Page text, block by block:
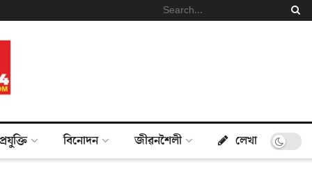
প্ৰযুক্তি বিনোদন জীৱনশৈলী লেখা